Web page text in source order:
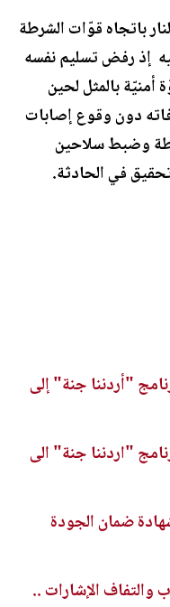
باتجاه قوّات الشرطة
إذ رفض تسليم نفسه
بالمثل لحين
دون وقوع إصابات
وضبط سلاحين
في الحادثة.
"أردننا جنة" إلى
"اردننا جنة" الى
ضمان الجودة
والتفاف الإشارات ..